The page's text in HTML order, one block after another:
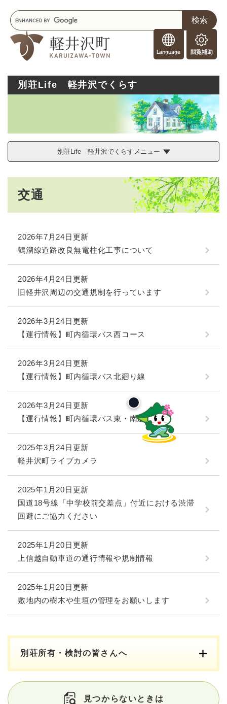
o
e
i
g
n
e
r
s
閲
覧
キ
ー
ワ
別荘Life 軽井沢でくらす
別荘Life 軽井沢でくらすメニュー
交通
2026年7月24日更新
鶴溜線道路改良無電柱化工事について
2026年4月24日更新
旧軽井沢周辺の交通規制を行っています
2026年3月24日更新
【運行情報】町内循環バス西コース
2026年3月24日更新
【運行情報】町内循環バス北廻り線
2026年3月24日更新
【運行情報】町内循環バス東・南廻り線
2025年3月24日更新
軽井沢町ライブカメラ
2025年1月20日更新
国道18号線「中学校前交差点」付近における渋滞
回避にご協力ください
2025年1月20日更新
上信越自動車道の通行情報や規制情報
2025年1月20日更新
敷地内の樹木や生垣の管理をお願いします
別荘所有・検討の皆さんへ
見つからないときは